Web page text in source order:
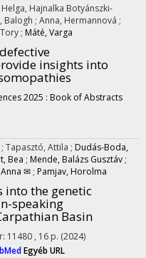
Helga, Hajnalka Botyánszki-
Balogh ; Anna, Hermannová ;
; Máté, Varga
insights into
2025 : Book of Abstracts
; Tapasztó, Attila ; Dudás-Boda,
Bea ; Mende, Balázs Gusztáv ;
Anna ✉ ; Pamjav, Horolma
into the genetic
speaking
Basin
11480 , 16 p. (2024)
Egyéb URL